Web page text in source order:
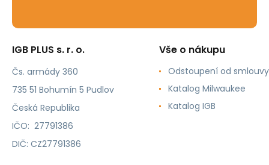
IGB PLUS s. r. o.
Čs. armády 360
735 51 Bohumín 5 Pudlov
Česká Republika
IČO: 27791386
DIČ: CZ27791386
Vše o nákupu
Odstoupení od smlouvy
Katalog Milwaukee
Katalog IGB